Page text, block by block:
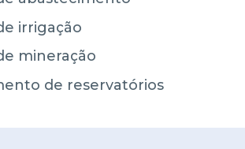
irrigação
mineração
de reservatórios